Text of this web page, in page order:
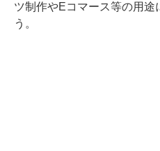
ツ制作やEコマース等の用途
う。